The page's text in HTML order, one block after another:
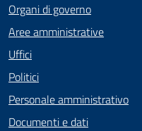
Organi di governo
Aree amministrative
Uffici
Politici
Personale amministrativo
Documenti e dati